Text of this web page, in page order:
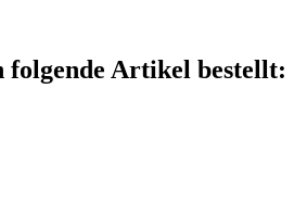
folgende Artikel bestellt: